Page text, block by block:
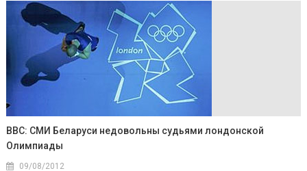
BBC: СМИ Беларуси недовольны судьями лондонской
Олимпиады
09/08/2012